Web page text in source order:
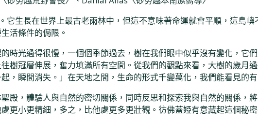
生長在世界上最古老雨林中，但這不意味著命運就會平順，這島
活條件的侷限。
時光過得很慢，一個個季節過去，樹在我們眼中似乎沒有變化，它
樹冠層伸展，奮力填滿所有空間。從我們的觀點來看，大樹的歲月
，瞬間消失。」在天地之間，生命的形式千變萬化，我們能看見的
殿，體驗人與自然的密切關係，同時反思和探索我與自然的關係，
更小更精細，多之，比他處更多更壯觀。彷佛蓋婭有意藏起這個秘